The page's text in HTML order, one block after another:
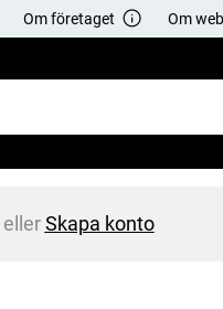
Om företaget Om
ellerSkapa konto